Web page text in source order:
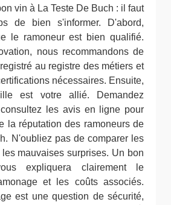
vin à La Teste De Buch : il faut
de bien s'informer. D'abord,
le ramoneur est bien qualifié.
nous recommandons de
au registre des métiers et
nécessaires. Ensuite,
est votre allié. Demandez
les avis en ligne pour
la réputation des ramoneurs de
N'oubliez pas de comparer les
mauvaises surprises. Un bon
expliquera clairement le
et les coûts associés.
est une question de sécurité,